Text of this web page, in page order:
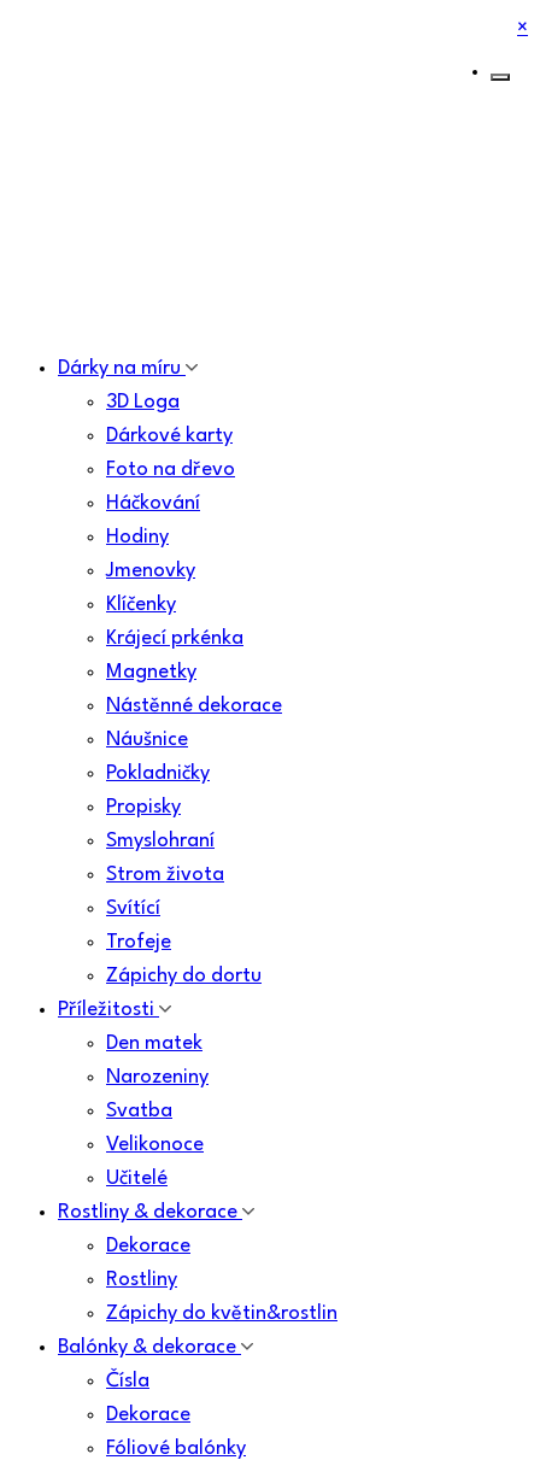
×
Dárky na míru
3D Loga
Dárkové karty
Foto na dřevo
Háčkování
Hodiny
Jmenovky
Klíčenky
Krájecí prkénka
Magnetky
Nástěnné dekorace
Náušnice
Pokladničky
Propisky
Smyslohraní
Strom života
Svítící
Trofeje
Zápichy do dortu
Příležitosti
Den matek
Narozeniny
Svatba
Velikonoce
Učitelé
Rostliny & dekorace
Dekorace
Rostliny
Zápichy do květin&rostlin
Balónky & dekorace
Čísla
Dekorace
Fóliové balónky